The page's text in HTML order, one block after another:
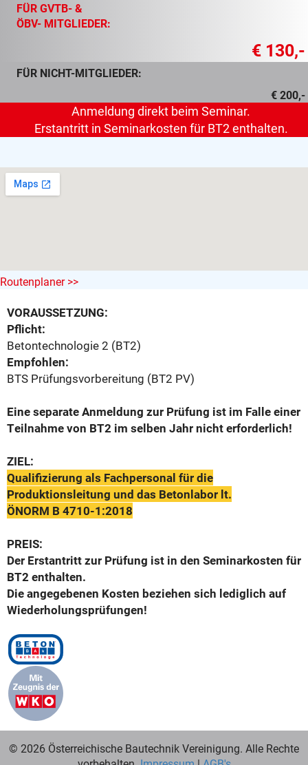
VORAUSSETZUNG:
Pflicht:
Betontechnologie 2 (BT2)
Empfohlen:
BTS Prüfungsvorbereitung (BT2 PV)
Eine separate Anmeldung zur Prüfung ist im Falle einer
Teilnahme von BT2 im selben Jahr nicht erforderlich!
ZIEL:
Qualifizierung als Fachpersonal für die
Produktionsleitung und das Betonlabor lt.
ÖNORM B 4710-1:2018
PREIS:
Der Erstantritt zur Prüfung ist in den Seminarkosten für
BT2 enthalten.
Die angegebenen Kosten beziehen sich lediglich auf
Wiederholungsprüfungen!
FÜR GVTB- &
ÖBV- MITGLIEDER:
€ 130,-
FÜR NICHT-MITGLIEDER:
€ 200,-
Anmeldung direkt beim Seminar.
Erstantritt in Seminarkosten für BT2 enthalten.
Routenplaner >>
© 2026 Österreichische Bautechnik Vereinigung. Alle Rechte